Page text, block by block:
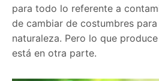
para todo lo referente a
de cambiar de costumbres
naturaleza. Pero lo que
está en otra parte.